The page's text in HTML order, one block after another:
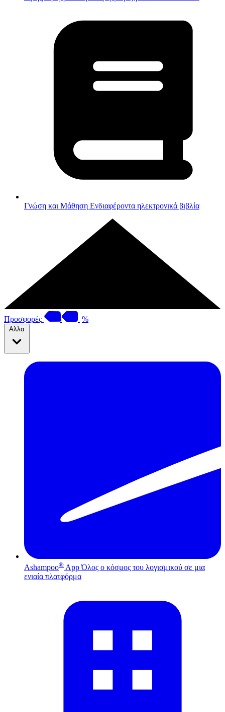
Γνώση και Μάθηση Ενδιαφέροντα ηλεκτρονικά βιβλία
Προσφορές %
Αλλα
Ashampoo® App Όλος ο κόσμος του λογισμικού σε μια
ενιαία πλατφόρμα